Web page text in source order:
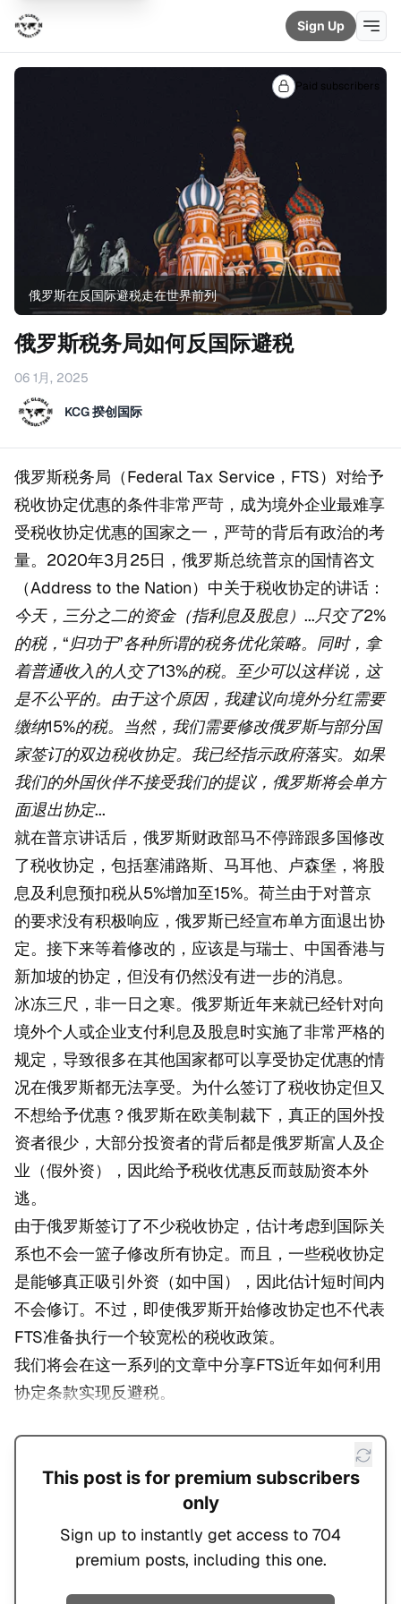
Sign Up
俄罗斯在反国际避税走在世界前列
Paid subscribers
俄罗斯税务局如何反国际避税
06 1月, 2025
KCG 揆创国际
俄罗斯税务局（Federal Tax Service，FTS）对给予
税收协定优惠的条件非常严苛，成为境外企业最难享
受税收协定优惠的国家之一，严苛的背后有政治的考
量。2020年3月25日，俄罗斯总统普京的国情咨文
（Address to the Nation）中关于税收协定的讲话：
今天，三分之二的资金（指利息及股息）...只交了2%
的税，“归功于”各种所谓的税务优化策略。同时，拿
着普通收入的人交了13%的税。至少可以这样说，这
是不公平的。由于这个原因，我建议向境外分红需要
缴纳15%的税。当然，我们需要修改俄罗斯与部分国
家签订的双边税收协定。我已经指示政府落实。如果
我们的外国伙伴不接受我们的提议，俄罗斯将会单方
面退出协定...
就在普京讲话后，俄罗斯财政部马不停蹄跟多国修改
了税收协定，包括塞浦路斯、马耳他、卢森堡，将股
息及利息预扣税从5%增加至15%。荷兰由于对普京
的要求没有积极响应，俄罗斯已经宣布单方面退出协
定。接下来等着修改的，应该是与瑞士、中国香港与
新加坡的协定，但没有仍然没有进一步的消息。
冰冻三尺，非一日之寒。俄罗斯近年来就已经针对向
境外个人或企业支付利息及股息时实施了非常严格的
规定，导致很多在其他国家都可以享受协定优惠的情
况在俄罗斯都无法享受。为什么签订了税收协定但又
不想给予优惠？俄罗斯在欧美制裁下，真正的国外投
资者很少，大部分投资者的背后都是俄罗斯富人及企
业（假外资），因此给予税收优惠反而鼓励资本外
逃。
由于俄罗斯签订了不少税收协定，估计考虑到国际关
系也不会一篮子修改所有协定。而且，一些税收协定
是能够真正吸引外资（如中国），因此估计短时间内
不会修订。不过，即使俄罗斯开始修改协定也不代表
FTS准备执行一个较宽松的税收政策。
我们将会在这一系列的文章中分享FTS近年如何利用
协定条款实现反避税。
This post is for premium subscribers
only
Sign up to instantly get access to 704
premium posts, including this one.